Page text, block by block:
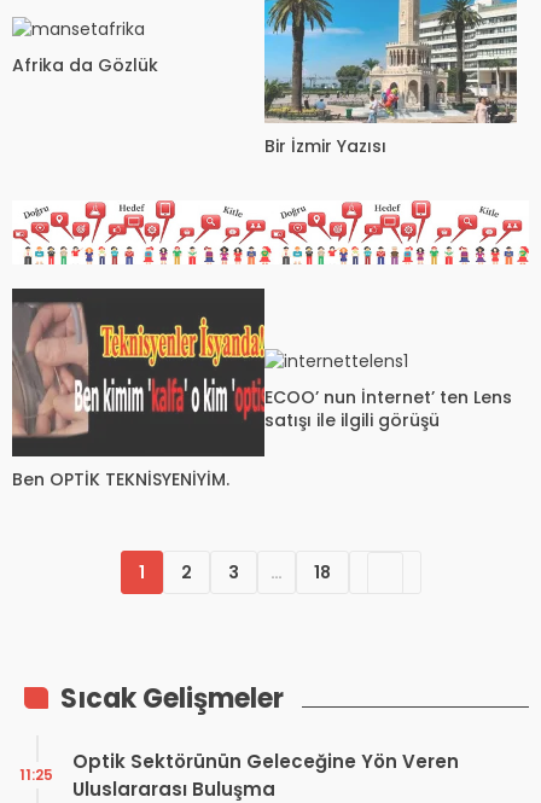
Afrika da Gözlük
Bir İzmir Yazısı
Ben OPTİK TEKNİSYENİYİM.
ECOO’ nun İnternet’ ten Lens
satışı ile ilgili görüşü
1 2 3 … 18
Sıcak Gelişmeler
Optik Sektörünün Geleceğine Yön Veren
Uluslararası Buluşma
11:25